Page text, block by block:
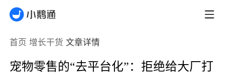
首页 增长干货 文章详情
宠物零售的“去平台化”：拒绝给大厂打